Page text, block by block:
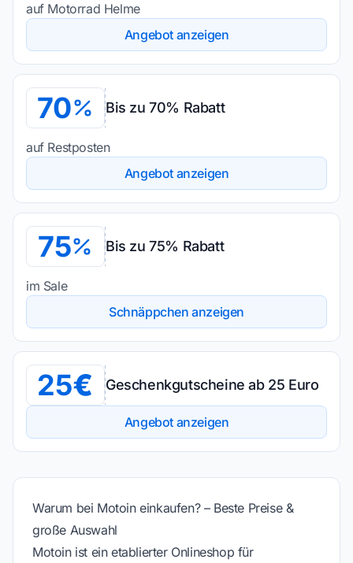
auf Motorrad Helme
Angebot anzeigen
70 Bis zu 70% Rabatt
auf Restposten
Angebot anzeigen
75 Bis zu 75% Rabatt
im Sale
Schnäppchen anzeigen
25 Geschenkgutscheine ab 25 Euro
Angebot anzeigen
Warum bei Motoin einkaufen? – Beste Preise &
große Auswahl
Motoin ist ein etablierter Onlineshop für